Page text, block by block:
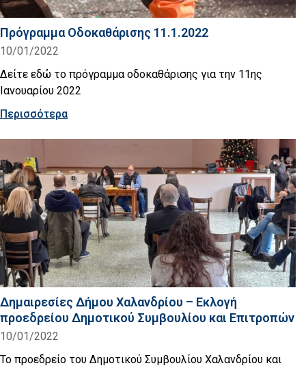
Πρόγραμμα Οδοκαθάρισης 11.1.2022
10/01/2022
Δείτε εδώ το πρόγραμμα οδοκαθάρισης για την 11ης
Ιανουαρίου 2022
Περισσότερα
Δημαιρεσίες Δήμου Χαλανδρίου – Εκλογή
προεδρείου Δημοτικού Συμβουλίου και Επιτροπών
10/01/2022
Το προεδρείο του Δημοτικού Συμβουλίου Χαλανδρίου και